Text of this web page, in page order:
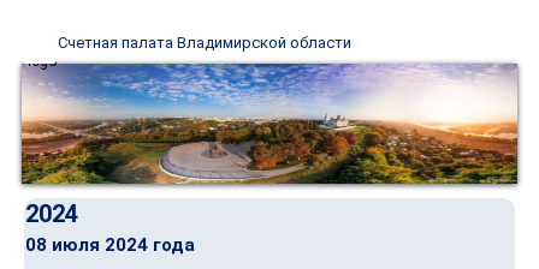
Счетная палата Владимирской области
2024
08 июля 2024 года